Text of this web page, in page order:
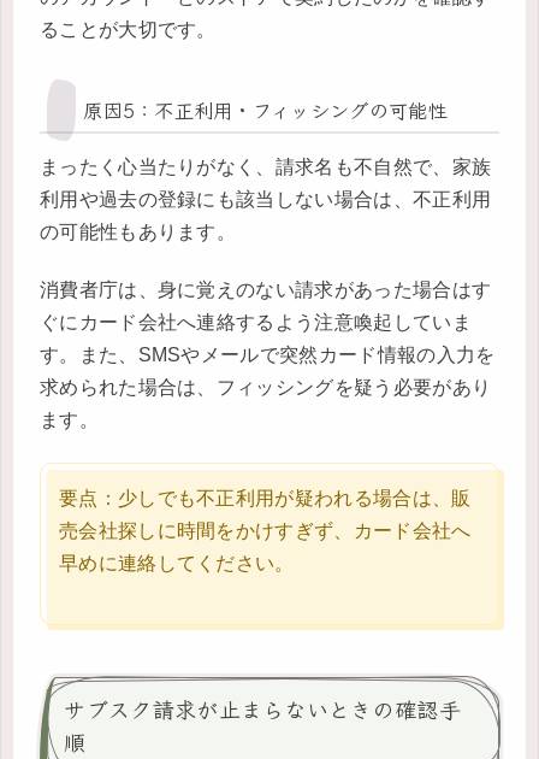
ることが大切です。
原因5：不正利用・フィッシングの可能性
まったく心当たりがなく、請求名も不自然で、家族
利用や過去の登録にも該当しない場合は、不正利用
の可能性もあります。
消費者庁は、身に覚えのない請求があった場合はす
ぐにカード会社へ連絡するよう注意喚起していま
す。また、SMSやメールで突然カード情報の入力を
求められた場合は、フィッシングを疑う必要があり
ます。
要点：少しでも不正利用が疑われる場合は、販
売会社探しに時間をかけすぎず、カード会社へ
早めに連絡してください。
サブスク請求が止まらないときの確認手
順